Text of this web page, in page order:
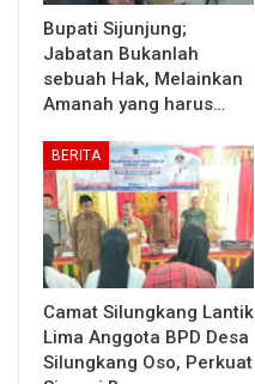
Bupati Sijunjung;
Jabatan Bukanlah
sebuah Hak, Melainkan
Amanah yang harus…
BERITA
Camat Silungkang Lantik
Lima Anggota BPD Desa
Silungkang Oso, Perkuat